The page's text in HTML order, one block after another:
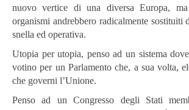
nuovo vertice di una diversa Europa,
organismi andrebbero radicalmente sostituiti
snella ed operativa.
Utopia per utopia, penso ad un sistema
votino per un Parlamento che, a sua volta,
che governi l’Unione.
Penso ad un Congresso degli Stati